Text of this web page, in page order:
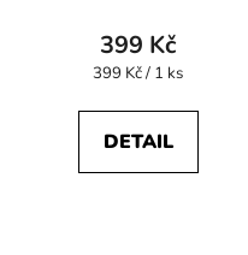
399 Kč
Měrná
399 Kč / 1 ks
DETAIL